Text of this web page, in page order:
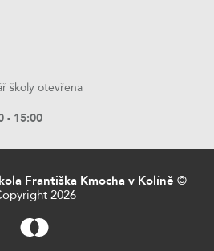
školy otevřena
- 15:00
Františka Kmocha v Kolíně ©
2026